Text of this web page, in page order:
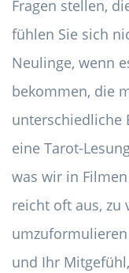
Fragen stellen,
fühlen Sie sich
Neulinge, wenn
bekommen, die
unterschiedliche
eine Tarot-
was wir in
reicht oft aus, zu
und Ihr